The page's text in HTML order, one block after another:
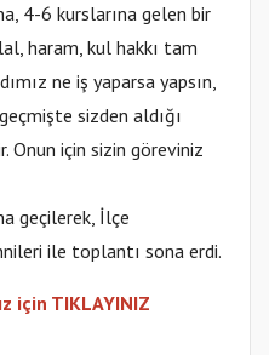
4-6 kurslarına gelen bir
haram, kul hakkı tam
ne iş yaparsa yapsın,
sizden aldığı
Onun için sizin göreviniz
geçilerek, İlçe
ile toplantı sona erdi.
için TIKLAYINIZ